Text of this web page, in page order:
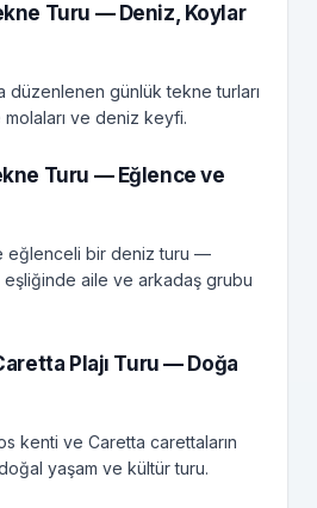
Turu — Deniz, Koylar
düzenlenen günlük tekne turları
ve deniz keyfi.
Turu — Eğlence ve
eğlenceli bir deniz turu —
aile ve arkadaş grubu
Plajı Turu — Doğa
kenti ve Caretta carettaların
yaşam ve kültür turu.